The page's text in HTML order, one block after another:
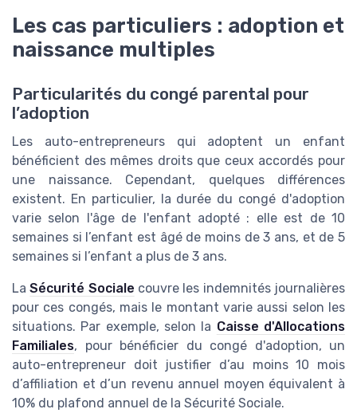
Les cas particuliers : adoption et
naissance multiples
Particularités du congé parental pour
l’adoption
Les auto-entrepreneurs qui adoptent un enfant
bénéficient des mêmes droits que ceux accordés pour
une naissance. Cependant, quelques différences
existent. En particulier, la durée du congé d'adoption
varie selon l'âge de l'enfant adopté : elle est de 10
semaines si l’enfant est âgé de moins de 3 ans, et de 5
semaines si l’enfant a plus de 3 ans.
LaSécurité Sociale couvre les indemnités journalières
pour ces congés, mais le montant varie aussi selon les
situations. Par exemple, selon la Caisse d'Allocations
Familiales, pour bénéficier du congé d'adoption, un
auto-entrepreneur doit justifier d’au moins 10 mois
d’affiliation et d’un revenu annuel moyen équivalent à
10% du plafond annuel de la Sécurité Sociale.